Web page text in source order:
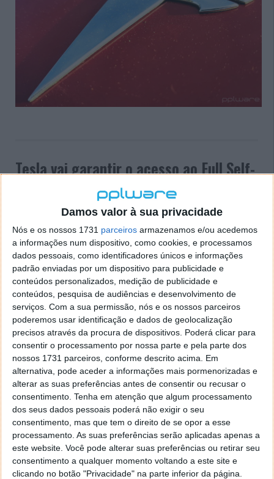
Damos valor à sua privacidade
Nós e os nossos 1731 parceiros armazenamos e/ou acedemos
a informações num dispositivo, como cookies, e processamos
dados pessoais, como identificadores únicos e informações
padrão enviadas por um dispositivo para publicidade e
conteúdos personalizados, medição de publicidade e
conteúdos, pesquisa de audiências e desenvolvimento de
serviços. Com a sua permissão, nós e os nossos parceiros
poderemos usar identificação e dados de geolocalização
precisos através da procura de dispositivos. Poderá clicar para
consentir o processamento por nossa parte e pela parte dos
nossos 1731 parceiros, conforme descrito acima. Em
alternativa, pode aceder a informações mais pormenorizadas e
alterar as suas preferências antes de consentir ou recusar o
consentimento. Tenha em atenção que algum processamento
dos seus dados pessoais poderá não exigir o seu
consentimento, mas que tem o direito de se opor a esse
processamento. As suas preferências serão aplicadas apenas a
este website. Você pode alterar suas preferências ou retirar seu
consentimento a qualquer momento voltando a este site e
clicando no botão "Privacidade" na parte inferior da página.
Tesla vai garantir o acesso ao Full Self-
Driving Beta apenas aos bons
condutores
20 SET 2021·MOTORES/ENERGIA 7 COMENTÁRIOS
A Tesla tem o seu Full Self-Driving em testes, para
criar um sistema de condução completamente
autónomo e sem depender do utilizador. Este está
em testes e em breve deverá ser uma realidade
alargada a todos o que compraram este módulo.
Com alguns problemas já identificados e a ser
avaliados pelas autoridades competentes, há já
mudanças feitas. Do que Elon Musk revelou, o acesso
à versão beta do Full Self-Driving vai ser limitado
apenas aos bons condutores.